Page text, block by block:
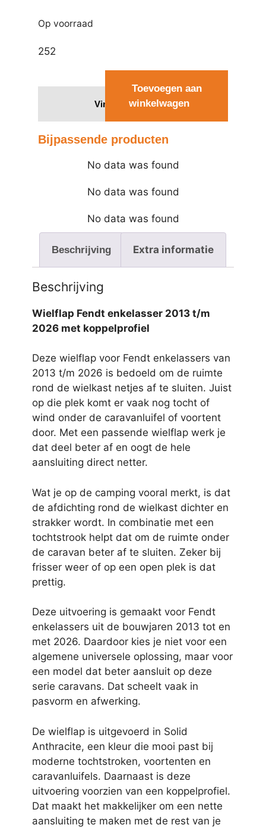
Op voorraad
252
Toevoegen aan
winkelwagen
Vind een dealer
Bijpassende producten
No data was found
No data was found
No data was found
Beschrijving Extra informatie
Beschrijving
Wielflap Fendt enkelasser 2013 t/m
2026 met koppelprofiel
Deze wielflap voor Fendt enkelassers van
2013 t/m 2026 is bedoeld om de ruimte
rond de wielkast netjes af te sluiten. Juist
op die plek komt er vaak nog tocht of
wind onder de caravanluifel of voortent
door. Met een passende wielflap werk je
dat deel beter af en oogt de hele
aansluiting direct netter.
Wat je op de camping vooral merkt, is dat
de afdichting rond de wielkast dichter en
strakker wordt. In combinatie met een
tochtstrook helpt dat om de ruimte onder
de caravan beter af te sluiten. Zeker bij
frisser weer of op een open plek is dat
prettig.
Deze uitvoering is gemaakt voor Fendt
enkelassers uit de bouwjaren 2013 tot en
met 2026. Daardoor kies je niet voor een
algemene universele oplossing, maar voor
een model dat beter aansluit op deze
serie caravans. Dat scheelt vaak in
pasvorm en afwerking.
De wielflap is uitgevoerd in Solid
Anthracite, een kleur die mooi past bij
moderne tochtstroken, voortenten en
caravanluifels. Daarnaast is deze
uitvoering voorzien van een koppelprofiel.
Dat maakt het makkelijker om een nette
aansluiting te maken met de rest van je